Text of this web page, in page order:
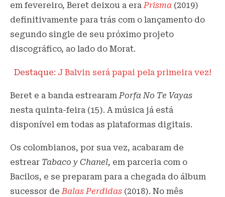
em fevereiro, Beret deixou a eraPrisma (2019)
definitivamente para trás com o lançamento do
segundo single de seu próximo projeto
discográfico, ao lado do Morat.
Destaque: J Balvin será papai pela primeira vez!
Beret e a banda estrearamPorfa No Te Vayas
nesta quinta-feira (15). A música já está
disponível em todas as plataformas digitais.
Os colombianos, por sua vez, acabaram de
estrear Tabaco y Chanel, em parceria com o
Bacilos, e se preparam para a chegada do álbum
sucessor de Balas Perdidas (2018). No mês